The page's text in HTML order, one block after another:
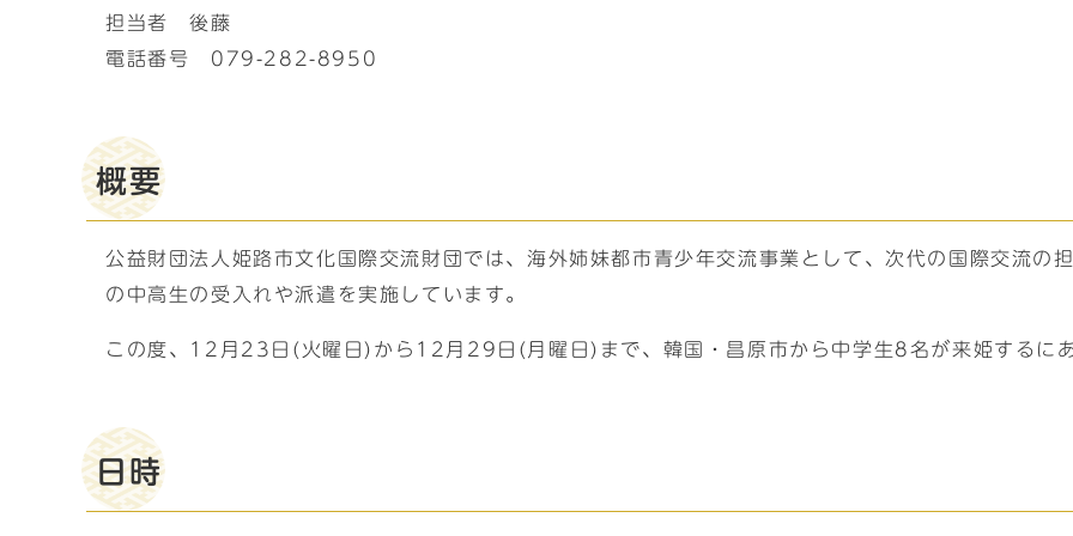
担当者 後藤
電話番号 079-282-8950
概要
公益財団法人姫路市文化国際交流財団では、海外姉妹都市青少年交流事業として、次代の国際交流の
の中高生の受入れや派遣を実施しています。
この度、12月23日(火曜日)から12月29日(月曜日)まで、韓国・昌原市から中学生8名が来姫するに
日時